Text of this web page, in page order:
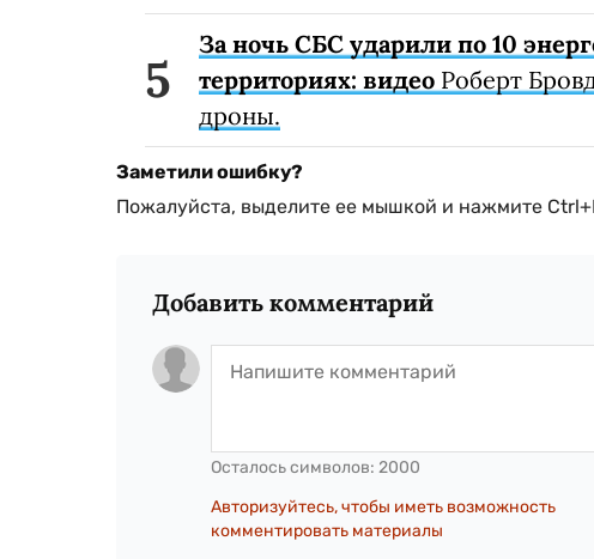
За ночь СБС ударили по 10
территориях: видео Роберт
дроны.
Заметили ошибку?
Пожалуйста, выделите ее мышкой и нажмите
Добавить комментарий
Осталось символов: 2000
Авторизуйтесь, чтобы иметь возможность
комментировать материалы